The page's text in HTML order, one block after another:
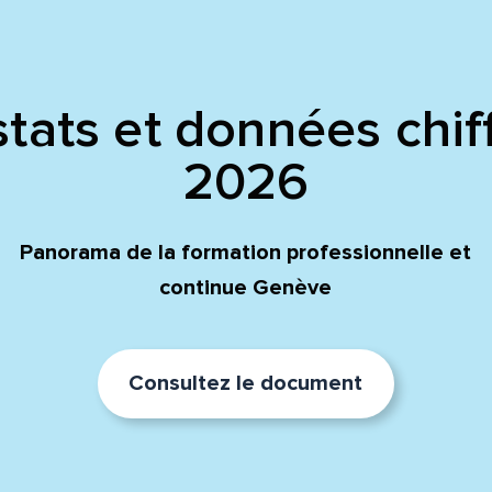
et données
2026
Panorama de la formation professionnelle et
continue Genève
Consultez le document